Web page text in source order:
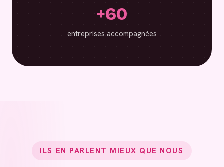
+60
entreprises accompagnées
ILS EN PARLENT MIEUX QUE NOUS